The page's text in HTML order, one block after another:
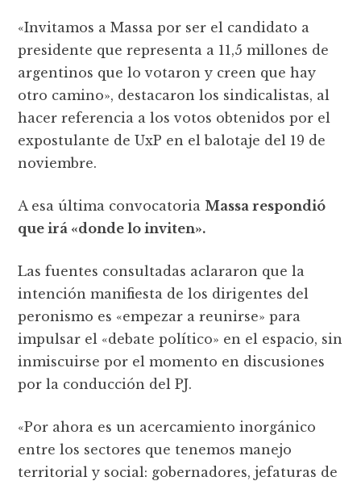
«Invitamos a Massa por ser el candidato a
presidente que representa a 11,5 millones de
argentinos que lo votaron y creen que hay
otro camino», destacaron los sindicalistas, al
hacer referencia a los votos obtenidos por el
expostulante de UxP en el balotaje del 19 de
noviembre.
A esa última convocatoria Massa respondió
que irá «donde lo inviten».
Las fuentes consultadas aclararon que la
intención manifiesta de los dirigentes del
peronismo es «empezar a reunirse» para
impulsar el «debate político» en el espacio, sin
inmiscuirse por el momento en discusiones
por la conducción del PJ.
«Por ahora es un acercamiento inorgánico
entre los sectores que tenemos manejo
territorial y social: gobernadores, jefaturas de